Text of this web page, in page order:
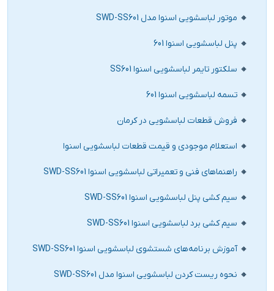
موتور لباسشویی اسنوا مدل SWD-SS601
پنل لباسشویی اسنوا 601
سلکتور تایمر لباسشویی اسنوا SS601
تسمه لباسشویی اسنوا 601
فروش قطعات لباسشویی در کرمان
استعلام موجودی و قیمت قطعات لباسشویی اسنوا
راهنماهای فنی و تعمیراتی لباسشویی اسنوا SWD-SS601
سیم‌ کشی پنل لباسشویی اسنوا SWD-SS601
سیم‌ کشی برد لباسشویی اسنوا SWD-SS601
آموزش برنامه‌های شستشوی لباسشویی اسنوا SWD-SS601
نحوه ریست کردن لباسشویی اسنوا مدل‌ SWD-SS601